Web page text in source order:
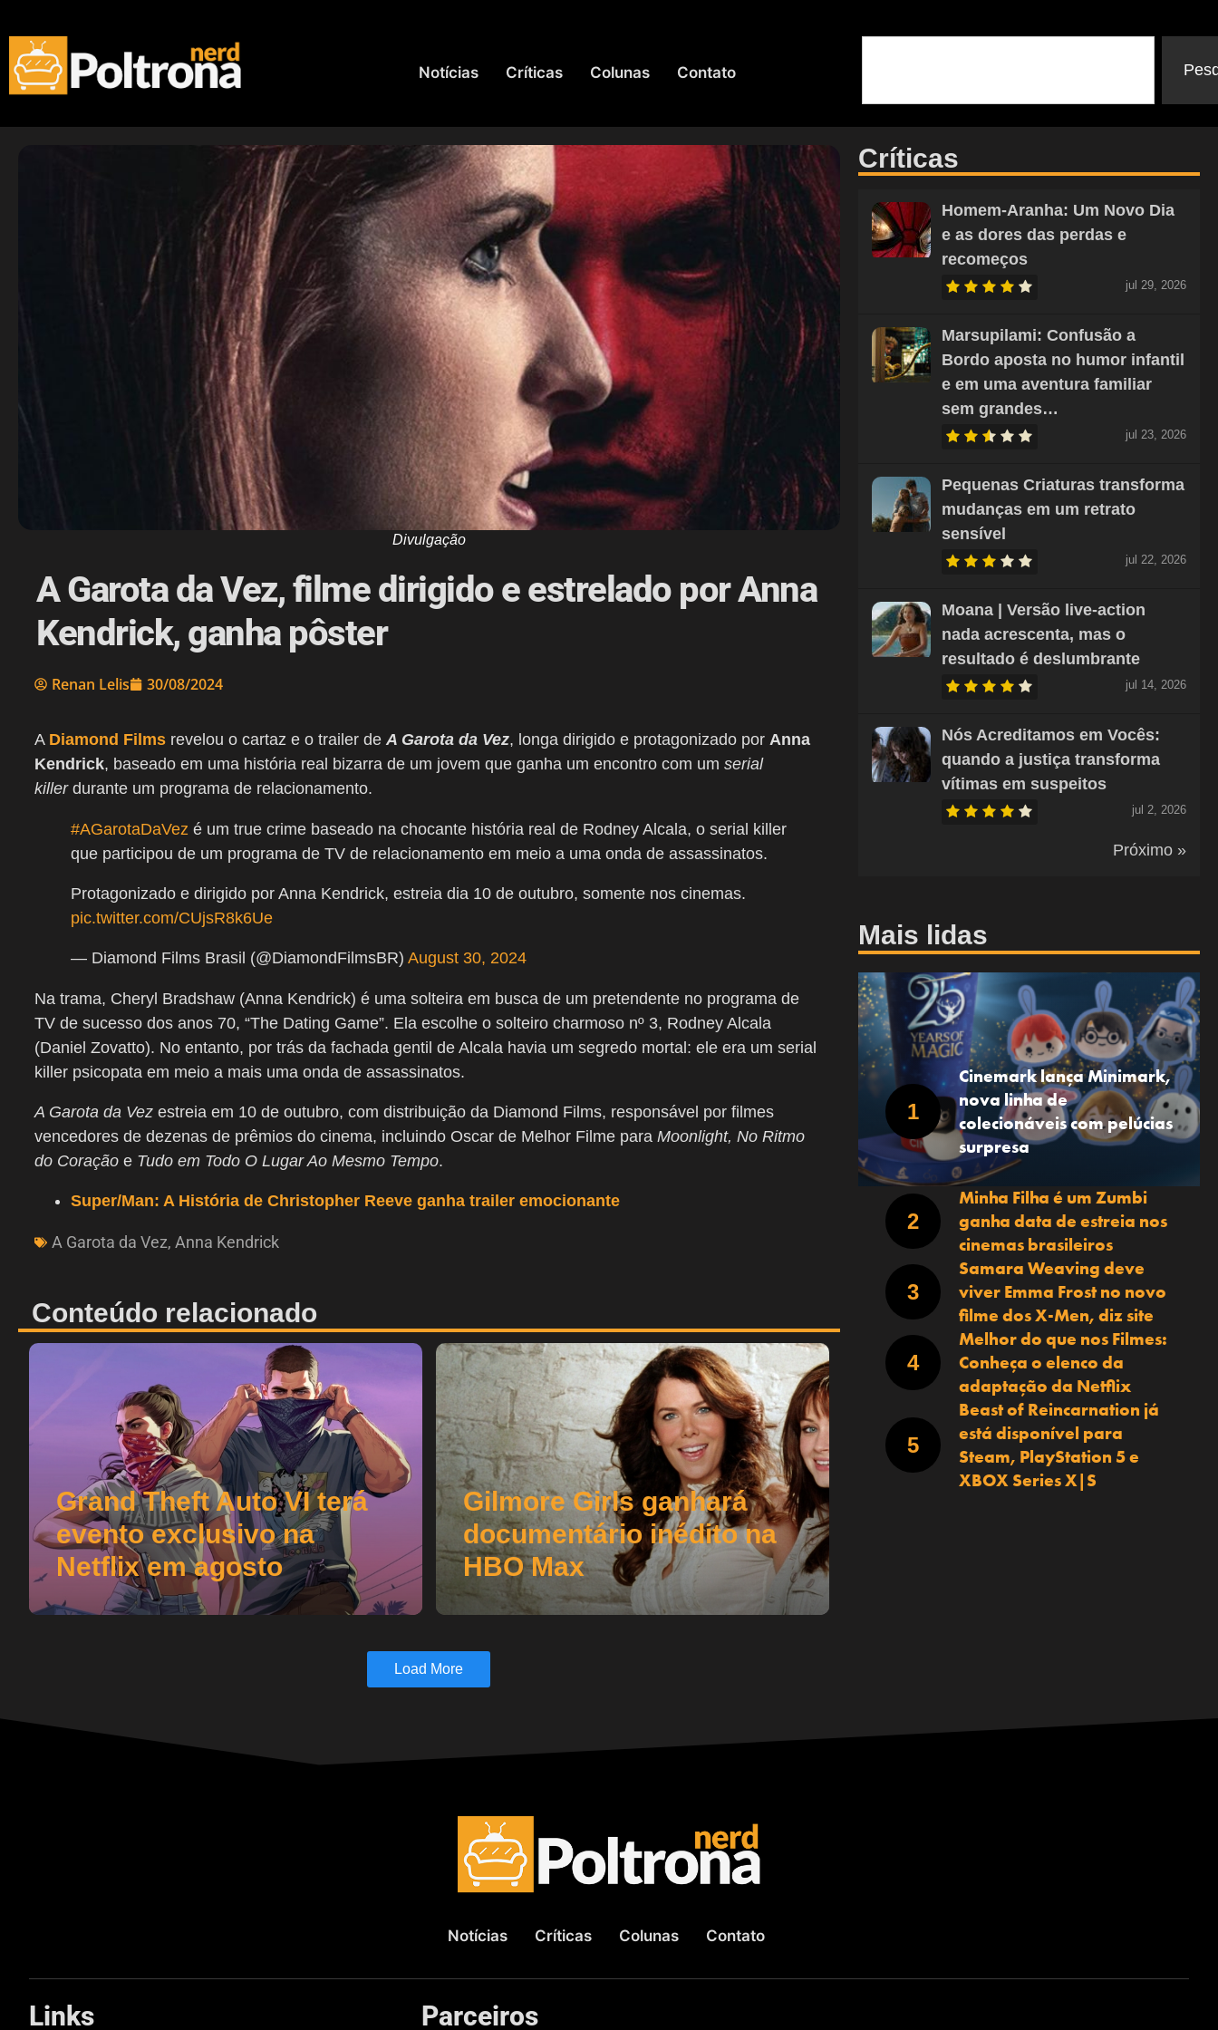
Notícias Críticas Colunas Contato
Divulgação
A Garota da Vez, filme dirigido e estrelado por Anna
Kendrick, ganha pôster
Renan Lelis 30/08/2024
A Diamond Films revelou o cartaz e o trailer de A Garota da Vez, longa dirigido e protagonizado por Anna
Kendrick, baseado em uma história real bizarra de um jovem que ganha um encontro com um serial
killerdurante um programa de relacionamento.
#AGarotaDaVez é um true crime baseado na chocante história real de Rodney Alcala, o serial killer
que participou de um programa de TV de relacionamento em meio a uma onda de assassinatos.
Protagonizado e dirigido por Anna Kendrick, estreia dia 10 de outubro, somente nos cinemas.
pic.twitter.com/CUjsR8k6Ue
— Diamond Films Brasil (@DiamondFilmsBR) August 30, 2024
Na trama, Cheryl Bradshaw (Anna Kendrick) é uma solteira em busca de um pretendente no programa de
TV de sucesso dos anos 70, “The Dating Game”. Ela escolhe o solteiro charmoso nº 3, Rodney Alcala
(Daniel Zovatto). No entanto, por trás da fachada gentil de Alcala havia um segredo mortal: ele era um serial
killer psicopata em meio a mais uma onda de assassinatos.
A Garota da Vez estreia em 10 de outubro, com distribuição da Diamond Films, responsável por filmes
vencedores de dezenas de prêmios do cinema, incluindo Oscar de Melhor Filme para Moonlight, No Ritmo
do Coração e Tudo em Todo O Lugar Ao Mesmo Tempo.
Super/Man: A História de Christopher Reeve ganha trailer emocionante
A Garota da Vez, Anna Kendrick
Conteúdo relacionado
Grand Theft Auto VI terá
evento exclusivo na
Netflix em agosto
Gilmore Girls ganhará
documentário inédito na
HBO Max
Load More
Críticas
Homem-Aranha: Um Novo Dia
e as dores das perdas e
recomeços
jul 29, 2026
Marsupilami: Confusão a
Bordo aposta no humor infantil
e em uma aventura familiar
sem grandes…
jul 23, 2026
Pequenas Criaturas transforma
mudanças em um retrato
sensível
jul 22, 2026
Moana | Versão live-action
nada acrescenta, mas o
resultado é deslumbrante
jul 14, 2026
Nós Acreditamos em Vocês:
quando a justiça transforma
vítimas em suspeitos
jul 2, 2026
Próximo »
Mais lidas
Cinemark lança Minimark,
nova linha de
colecionáveis com pelúcias
surpresa
Minha Filha é um Zumbi
ganha data de estreia nos
cinemas brasileiros
Samara Weaving deve
viver Emma Frost no novo
filme dos X-Men, diz site
Melhor do que nos Filmes:
Conheça o elenco da
adaptação da Netflix
Beast of Reincarnation já
está disponível para
Steam, PlayStation 5 e
XBOX Series X|S
Notícias Críticas Colunas Contato
Links Parceiros